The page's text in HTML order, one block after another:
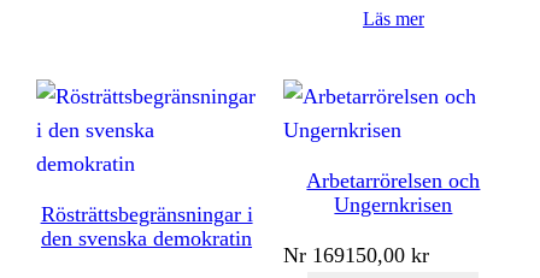
Läs mer
Rösträttsbegränsningar i
den svenska demokratin
Arbetarrörelsen och
Ungernkrisen
Nr 169150,00kr